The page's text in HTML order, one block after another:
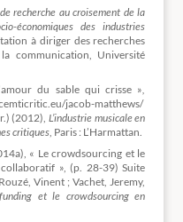
recherche au croisement de la
économiques des industries
à diriger des recherches
communication, Université
du sable qui crisse »,
jacob-matthews/
(2012),L’industrie musicale en
critiques, Paris : L’Harmattan.
« Le crowdsourcing et le
», (p. 28-39) Suite
Vinent ; Vachet, Jeremy,
et le crowdsourcing en